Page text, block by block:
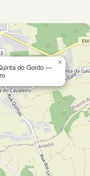
do Gordo —
×